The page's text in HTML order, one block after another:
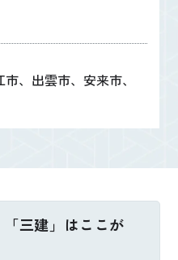
、出雲市、安来市、
三建」はここが